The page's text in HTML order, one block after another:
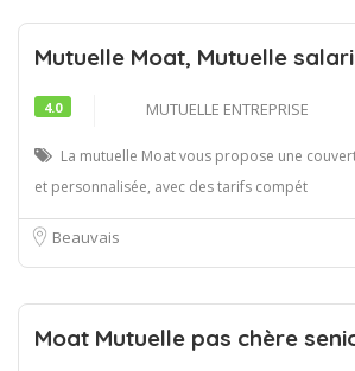
Mutuelle Moat, Mutuelle
4.0 MUTUELLE ENTREPRISE
La mutuelle Moat vous propose une
et personnalisée, avec des tarifs compét
Beauvais
Moat Mutuelle pas chère